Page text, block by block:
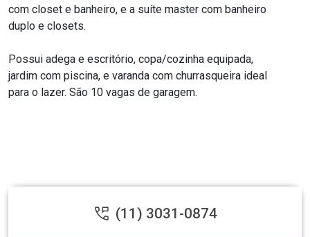
com closet e banheiro, e a suíte master com banheiro
duplo e closets.
Possui adega e escritório, copa/cozinha equipada,
jardim com piscina, e varanda com churrasqueira ideal
para o lazer. São 10 vagas de garagem.
(11) 3031-0874